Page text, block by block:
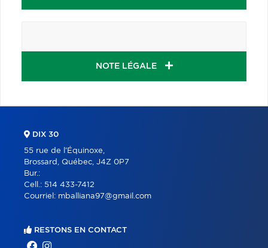
NOTE LÉGALE
DIX 30
55 rue de l'Équinoxe,
Brossard, Québec, J4Z 0P7
Bur.:
Cell.: 514 433-7412
Courriel: mballiana97@gmail.com
RESTONS EN CONTACT